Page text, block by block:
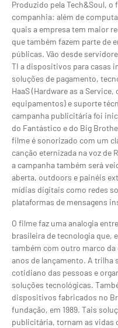
Produzido pela Tech&Soul,
companhia: além de
quais a empresa tem maior
que também fazem parte de
públicas. Vão desde
TI a dispositivos para casas
soluções de pagamento,
HaaS (Hardware as a
equipamentos) e suporte
campanha publicitária foi
do Fantástico e do Big
filme é sonorizado com um
canção eternizada na voz de
a campanha também será
aberta, outdoors e painéis
mídias digitais como redes
plataformas de mensagens
O filme faz uma analogia
brasileira de tecnologia que,
também com outro marco da
anos de lançamento. A trilha
cotidiano das pessoas e
soluções tecnológicas.
dispositivos fabricados no
fundação, em 1989. Tais
publicitária, tornam as vidas